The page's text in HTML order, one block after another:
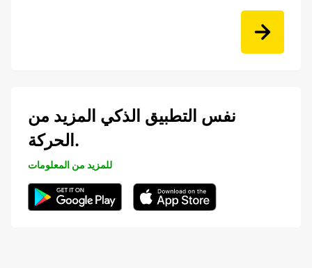
نفس التطبيق الذكي المزيد من
الحركة.
للمزيد من المعلومات